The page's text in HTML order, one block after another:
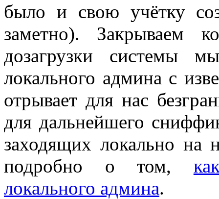
было и свою учётку
заметно). Закрываем
дозагрузки системы
локального админа с
отрывает для нас
для дальнейшего
заходящих локально на
подробно о том,
локального админа.